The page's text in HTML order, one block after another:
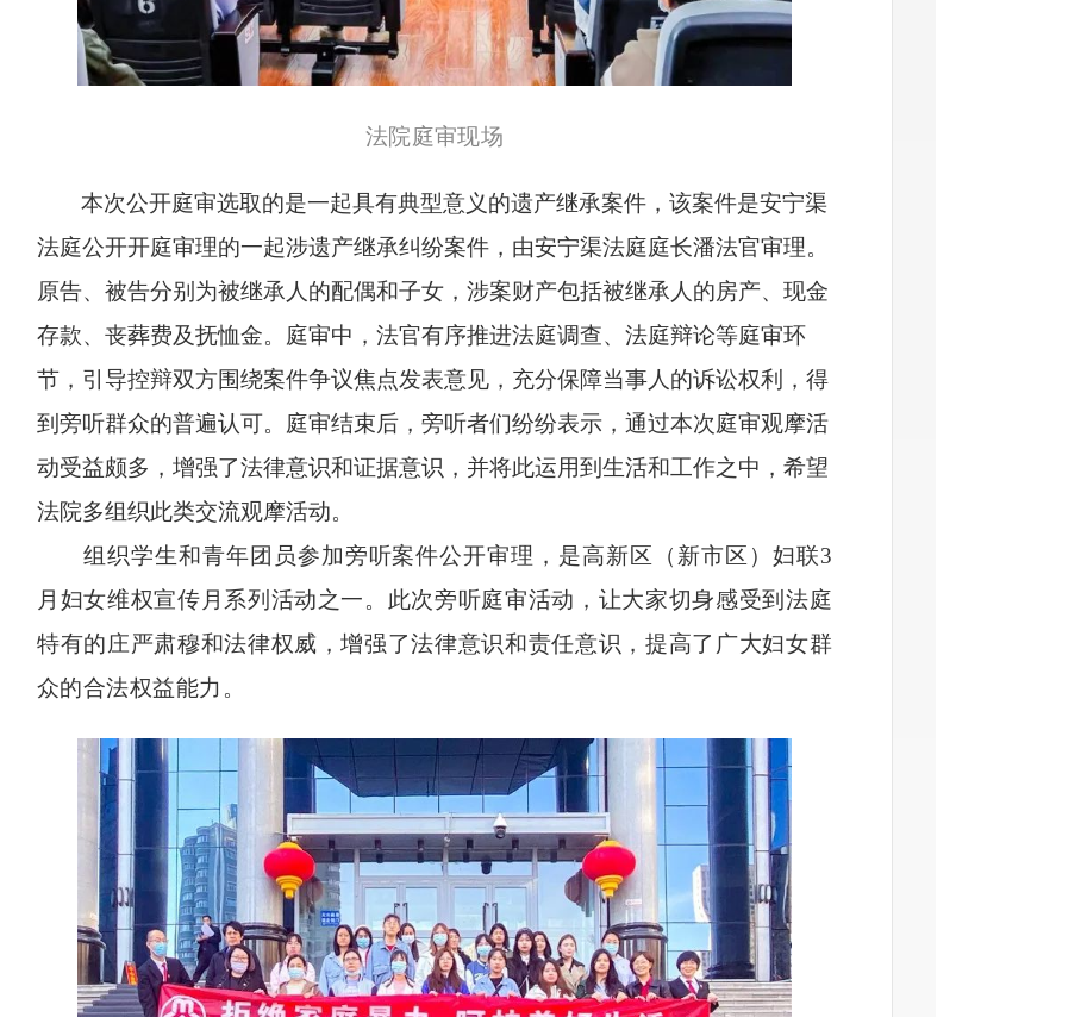
法院庭审现场
本次公开庭审选取的是一起具有典型意义的遗产继承案件，该案件是安宁渠
法庭公开开庭审理的一起涉遗产继承纠纷案件，由安宁渠法庭庭长潘法官审理。
原告、被告分别为被继承人的配偶和子女，涉案财产包括被继承人的房产、现金
存款、丧葬费及抚恤金。庭审中，法官有序推进法庭调查、法庭辩论等庭审环
节，引导控辩双方围绕案件争议焦点发表意见，充分保障当事人的诉讼权利，得
到旁听群众的普遍认可。庭审结束后，旁听者们纷纷表示，通过本次庭审观摩活
动受益颇多，增强了法律意识和证据意识，并将此运用到生活和工作之中，希望
法院多组织此类交流观摩活动。
组织学生和青年团员参加旁听案件公开审理，是高新区（新市区）妇联3
月妇女维权宣传月系列活动之一。此次旁听庭审活动，让大家切身感受到法庭
特有的庄严肃穆和法律权威，增强了法律意识和责任意识，提高了广大妇女群
众的合法权益能力。